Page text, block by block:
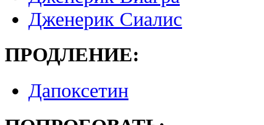
Дженерик Сиалис
ПРОДЛЕНИЕ:
Дапоксетин